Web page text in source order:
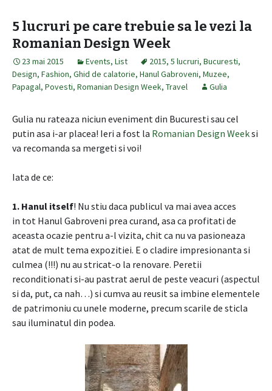
5 lucruri pe care trebuie sa le vezi la
Romanian Design Week
23 mai 2015 Events, List 2015, 5 lucruri, Bucuresti,
Design, Fashion, Ghid de calatorie, Hanul Gabroveni, Muzee,
Papagal, Povesti, Romanian Design Week, Travel Gulia
Gulia nu rateaza niciun eveniment din Bucuresti sau cel
putin asa i-ar placea! Ieri a fost la Romanian Design Weeksi
va recomanda sa mergeti si voi!
Iata de ce:
1. Hanul itself! Nu stiu daca publicul va mai avea acces
in tot Hanul Gabroveni prea curand, asa ca profitati de
aceasta ocazie pentru a-l vizita, chit ca nu va pasioneaza
atat de mult tema expozitiei. E o cladire impresionanta si
culmea (!!!) nu au stricat-o la renovare. Peretii
reconditionati si-au pastrat aerul de peste veacuri (aspectul
si da, put, ca nah…) si cumva au reusit sa imbine elementele
de patrimoniu cu unele moderne, precum scarile de sticla
sau iluminatul din podea.